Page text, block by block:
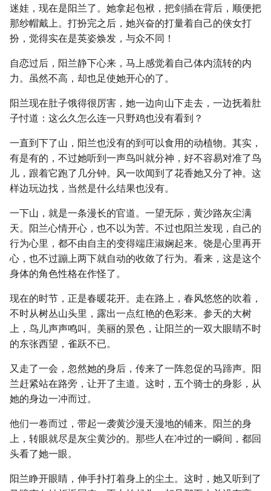
迷娃，现在是阳兰了。她拿起包袱，把剑插在背后，顺便把
那纱帽戴上。打扮完之后，她兴奋的打量着自己的侠女打
扮，觉得实在是英姿焕发，与众不同！
自恋过后，阳兰静下心来，马上感觉着自己体内流转的内
力。虽然不高，却也足使她开心的了。
阳兰现在肚子饿得很厉害，她一边向山下走去，一边抚着肚
子忖道：这么久怎么连一只野鸡也没有看到？
一直到下了山，阳兰也没有的到可以食用的动植物。其实，
有是有的，不过她听到一声鸟叫就分神，好不容易对准了鸟
儿，跟着它跑了几分钟。风一吹闻到了花香她又分了神。这
样边玩边找，当然是什么结果也没有。
一下山，就是一条漫长的官道。一望无际，黄沙路灰尘满
天。阳兰心情开心，也不以为苦。不过也阳兰发现，自己的
行为心里，都不由自主的变得端庄淑娴起来。饶是心里再开
心，也不过蹦上两下就自动的收敛了行为。看来，这是这个
身体的角色性格在作怪了。
现在的时节，正是春暖花开。走在路上，春风悠悠的吹着，
不时从树丛山头里，露出一点红艳的色彩来。参天的大树
上，鸟儿声声鸣叫。美丽的景色，让阳兰的一双大眼睛不时
的东张西望，雀跃不已。
又走了一会，忽然她的身后，传来了一阵忽促的马蹄声。阳
兰赶紧站在路旁，让开了主道。这时，五个骑士的身影，从
她的身边一冲而过。
他们一卷而过，带起一袭黄沙漫天漫地的铺来。阳兰的身
上，转眼就尽是灰尘黄沙的。那些人在冲过的一瞬间，都回
头看了她一眼。
阳兰睁开眼睛，伸手扑打着身上的尘土。这时，她又听到了